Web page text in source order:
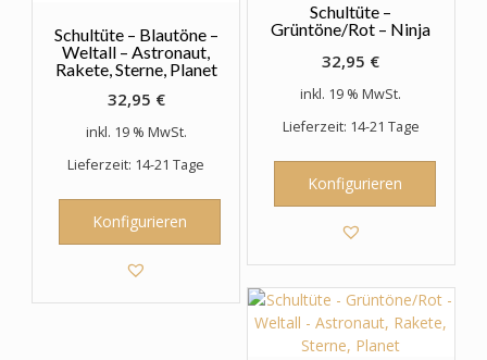
Schultüte – Blautöne –
Weltall – Astronaut,
Rakete, Sterne, Planet
32,95 €
inkl. 19 % MwSt.
Lieferzeit: 14-21 Tage
Konfigurieren
Schultüte –
Grüntöne/Rot – Ninja
32,95 €
inkl. 19 % MwSt.
Lieferzeit: 14-21 Tage
Konfigurieren